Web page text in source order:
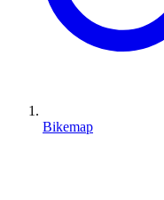
Bikemap